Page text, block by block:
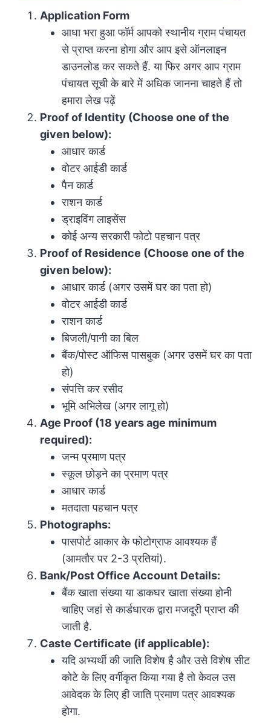
Application Form
आधा भरा हुआ फॉर्म आपको स्थानीय ग्राम पंचायत
से प्राप्त करना होगा और आप इसे ऑनलाइन
डाउनलोड कर सकते हैं. या फिर अगर आप ग्राम
पंचायत सूची के बारे में अधिक जानना चाहते हैं तो
हमारा लेख पढ़ें
Proof of Identity (Choose one of the
given below):
आधार कार्ड
वोटर आईडी कार्ड
पैन कार्ड
राशन कार्ड
ड्राइविंग लाइसेंस
कोई अन्य सरकारी फोटो पहचान पत्र
Proof of Residence (Choose one of the
given below):
आधार कार्ड (अगर उसमें घर का पता हो)
वोटर आईडी कार्ड
राशन कार्ड
बिजली/पानी का बिल
बैंक/पोस्ट ऑफिस पासबुक (अगर उसमें घर का पता
हो)
संपत्ति कर रसीद
भूमि अभिलेख (अगर लागू हो)
Age Proof (18 years age minimum
required):
जन्म प्रमाण पत्र
स्कूल छोड़ने का प्रमाण पत्र
आधार कार्ड
मतदाता पहचान पत्र
Photographs:
पासपोर्ट आकार के फोटोग्राफ आवश्यक हैं
(आमतौर पर 2-3 प्रतियां).
Bank/Post Office Account Details:
बैंक खाता संख्या या डाकघर खाता संख्या होनी
चाहिए जहां से कार्डधारक द्वारा मजदूरी प्राप्त की
जाती है.
Caste Certificate (if applicable):
यदि अभ्यर्थी की जाति विशेष है और उसे विशेष सीट
कोटे के लिए वर्गीकृत किया गया है तो केवल उस
आवेदक के लिए ही जाति प्रमाण पत्र आवश्यक
होगा.